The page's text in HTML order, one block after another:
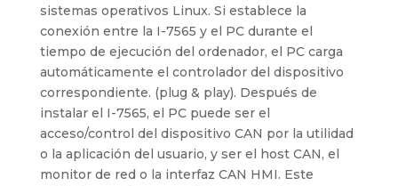
sistemas operativos Linux. Si establece la
conexión entre la I-7565 y el PC durante el
tiempo de ejecución del ordenador, el PC carga
automáticamente el controlador del dispositivo
correspondiente. (plug & play). Después de
instalar el I-7565, el PC puede ser el
acceso/control del dispositivo CAN por la utilidad
o la aplicación del usuario, y ser el host CAN, el
monitor de red o la interfaz CAN HMI. Este